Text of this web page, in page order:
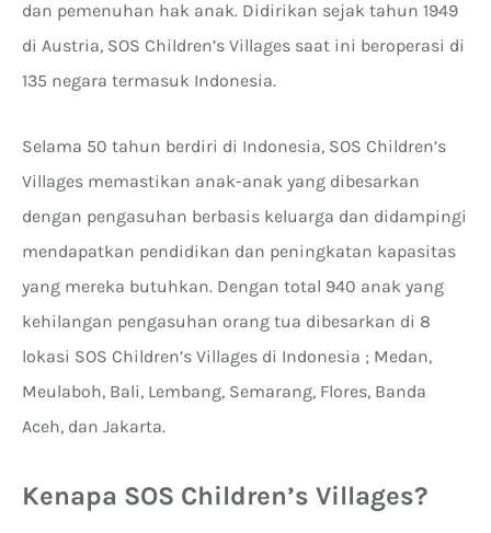
dan pemenuhan hak anak. Didirikan sejak tahun 1949
di Austria, SOS Children’s Villages saat ini beroperasi di
135 negara termasuk Indonesia.
Selama 50 tahun berdiri di Indonesia, SOS Children’s
Villages memastikan anak-anak yang dibesarkan
dengan pengasuhan berbasis keluarga dan didampingi
mendapatkan pendidikan dan peningkatan kapasitas
yang mereka butuhkan. Dengan total 940 anak yang
kehilangan pengasuhan orang tua dibesarkan di 8
lokasi SOS Children’s Villages di Indonesia ; Medan,
Meulaboh, Bali, Lembang, Semarang, Flores, Banda
Aceh, dan Jakarta.
Kenapa SOS Children’s Villages?